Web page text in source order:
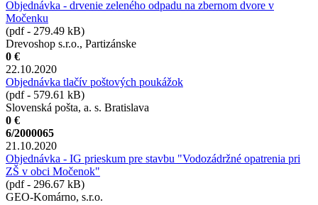
Objednávka - drvenie zeleného odpadu na zbernom dvore v
Močenku
(pdf - 279.49 kB)
Drevoshop s.r.o., Partizánske
0 €
22.10.2020
Objednávka tlačív poštových poukážok
(pdf - 579.61 kB)
Slovenská pošta, a. s. Bratislava
0 €
6/2000065
21.10.2020
Objednávka - IG prieskum pre stavbu "Vodozádržné opatrenia pri
ZŠ v obci Močenok"
(pdf - 296.67 kB)
GEO-Komárno, s.r.o.